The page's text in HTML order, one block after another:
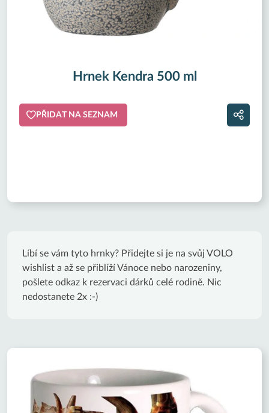
Hrnek Kendra 500 ml
PŘIDAT NA SEZNAM
Líbí se vám tyto hrnky? Přidejte si je na svůj VOLO
wishlist a až se přiblíží Vánoce nebo narozeniny,
pošlete odkaz k rezervaci dárků celé rodině. Nic
nedostanete 2x :-)